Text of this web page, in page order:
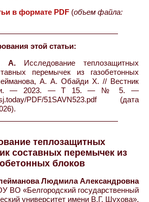
в формате PDF (объем файла:
этой статьи:
А. Исследование теплозащитных
перемычек из газобетонных
А. А. Обайди Х. // Вестник
— 2023. — Т 15. — № 5. —
PDF/51SAVN523.pdf (дата
теплозащитных
составных перемычек из
блоков
Людмила Александровна
ВО «Белгородский государственный
университет имени В.Г. Шухова»,